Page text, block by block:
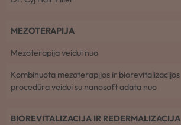
MEZOTERAPIJA
Mezoterapija veidui nuo
Kombinuota mezoterapijos ir biorevitalizacijos
procedūra veidui su nanosoft adata nuo
BIOREVITALIZACIJA IR REDERMALIZACIJA